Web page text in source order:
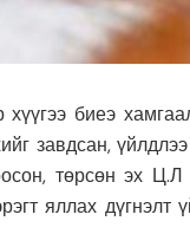
биеэ
завдсан,
төрсөн эх
яллах дүгнэлт